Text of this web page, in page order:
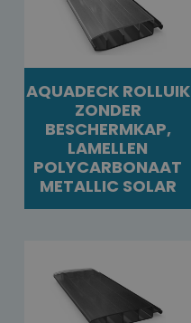
AQUADECK ROLLUIK
ZONDER
BESCHERMKAP,
LAMELLEN
POLYCARBONAAT
METALLIC SOLAR